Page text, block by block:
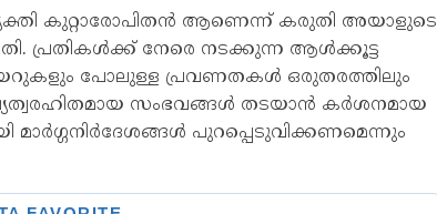
കുറ്റാരോപിതൻ ആണെന്ന് കരുതി അയാളുടെ
പ്രതികൾക്ക് നേരെ നടക്കുന്ന ആൾക്കൂട്ട
പോലുള്ള പ്രവണതകൾ ഒരുതരത്തിലും
സംഭവങ്ങൾ തടയാൻ കർശനമായ
മാർഗ്ഗനിർദേശങ്ങൾ പുറപ്പെടുവിക്കണമെന്നും